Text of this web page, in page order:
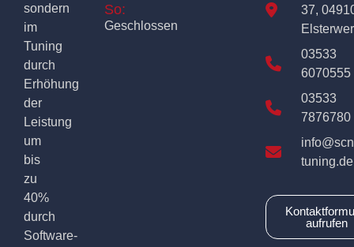
sondern
im
Tuning
durch
Erhöhung
der
Leistung
um
bis
zu
40%
durch
Software-
So:
Geschlossen
37,
03533
6070555
03533
7876780
tuning.de
aufrufen